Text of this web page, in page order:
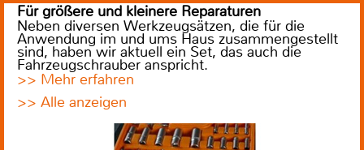
Für größere und kleinere Reparaturen
Neben diversen Werkzeugsätzen, die für die
Anwendung im und ums Haus zusammengestellt
sind, haben wir aktuell ein Set, das auch die
Fahrzeugschrauber anspricht.
>> Mehr erfahren
>> Alle anzeigen